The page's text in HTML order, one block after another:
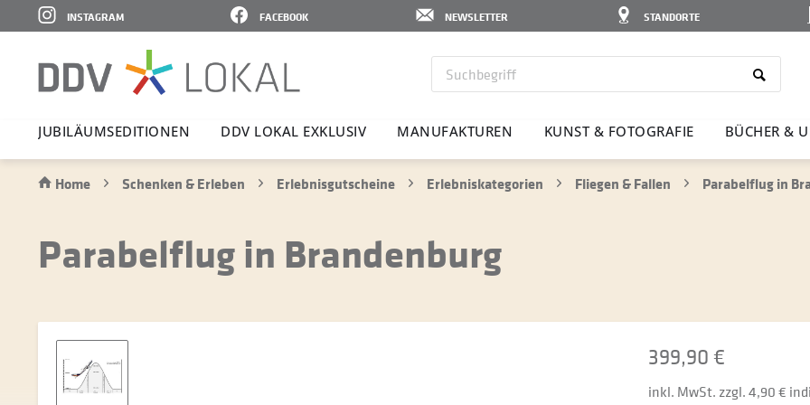
STANDORTE
NEWSLETTER
FACEBOOK
INSTAGRAM
JUBI­LÄ­UMS­E­DI­TIONEN DDV LOKAL EXKLUSIV MANU­FAK­TUREN KUNST & FOTO­GRAFIE BÜCHER &
Home Schenken & Erleben Erlebnisgutscheine Erlebniskategorien Fliegen & Fallen Parabelflug in
Parabelflug in Brandenburg
399,90 €
inkl. MwSt. zzgl. 4,90 €